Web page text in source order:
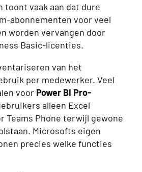
toont vaak aan dat dure
abonnementen voor veel
worden vervangen door
Basic-licenties.
van het
per medewerker. Veel
voor Power BI Pro-
alleen Excel
Teams Phone terwijl gewone
Microsofts eigen
precies welke functies